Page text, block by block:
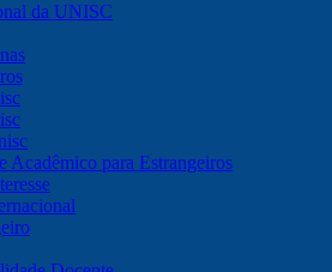
da UNISC
Acadêmico para Estrangeiros